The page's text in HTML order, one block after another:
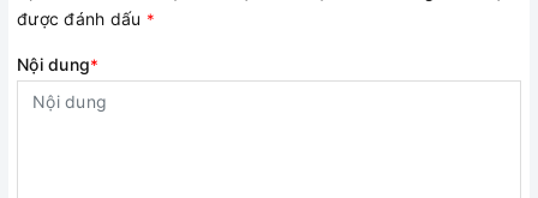
được đánh dấu *
Nội dung*